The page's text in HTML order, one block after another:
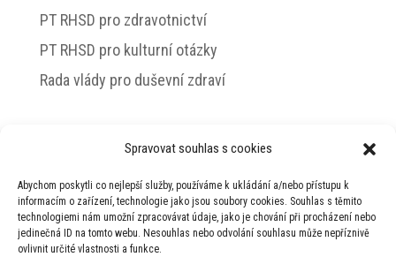
Spravovat souhlas s cookies
Abychom poskytli co nejlepší služby, používáme k ukládání a/nebo přístupu k
informacím o zařízení, technologie jako jsou soubory cookies. Souhlas s těmito
technologiemi nám umožní zpracovávat údaje, jako je chování při procházení nebo
jedinečná ID na tomto webu. Nesouhlas nebo odvolání souhlasu může nepříznivě
ovlivnit určité vlastnosti a funkce.
PT RHSD pro zdravotnictví
PT RHSD pro kulturní otázky
Rada vlády pro duševní zdraví
Horeckého
Web vytvořila firmaRUDIve spolupráci s
agenturou